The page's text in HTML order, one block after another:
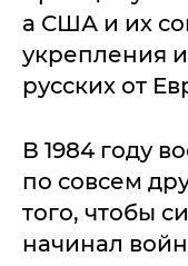
а США и их
укрепления
русских от
В 1984 году
по совсем
того, чтобы
начинал